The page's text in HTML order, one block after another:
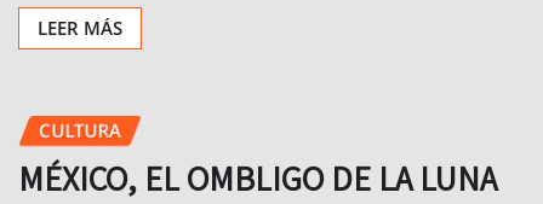
LEER MÁS
CULTURA
MÉXICO, EL OMBLIGO DE LA LUNA